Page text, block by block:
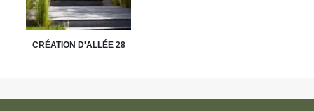
CRÉATION D'ALLÉE 28